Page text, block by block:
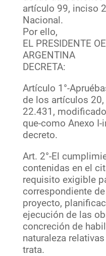
artículo 99, inciso
Nacional.
Por ello,
EL PRESIDENTE
ARGENTINA
DECRETA:
Artículo 1°-
de los artículos 20,
22.431,
que-como Anexo
decreto.
Art. 2°-El
contenidas en el
requisito exigible
correspondiente
proyecto,
ejecución de las
concreción de
naturaleza
trata.